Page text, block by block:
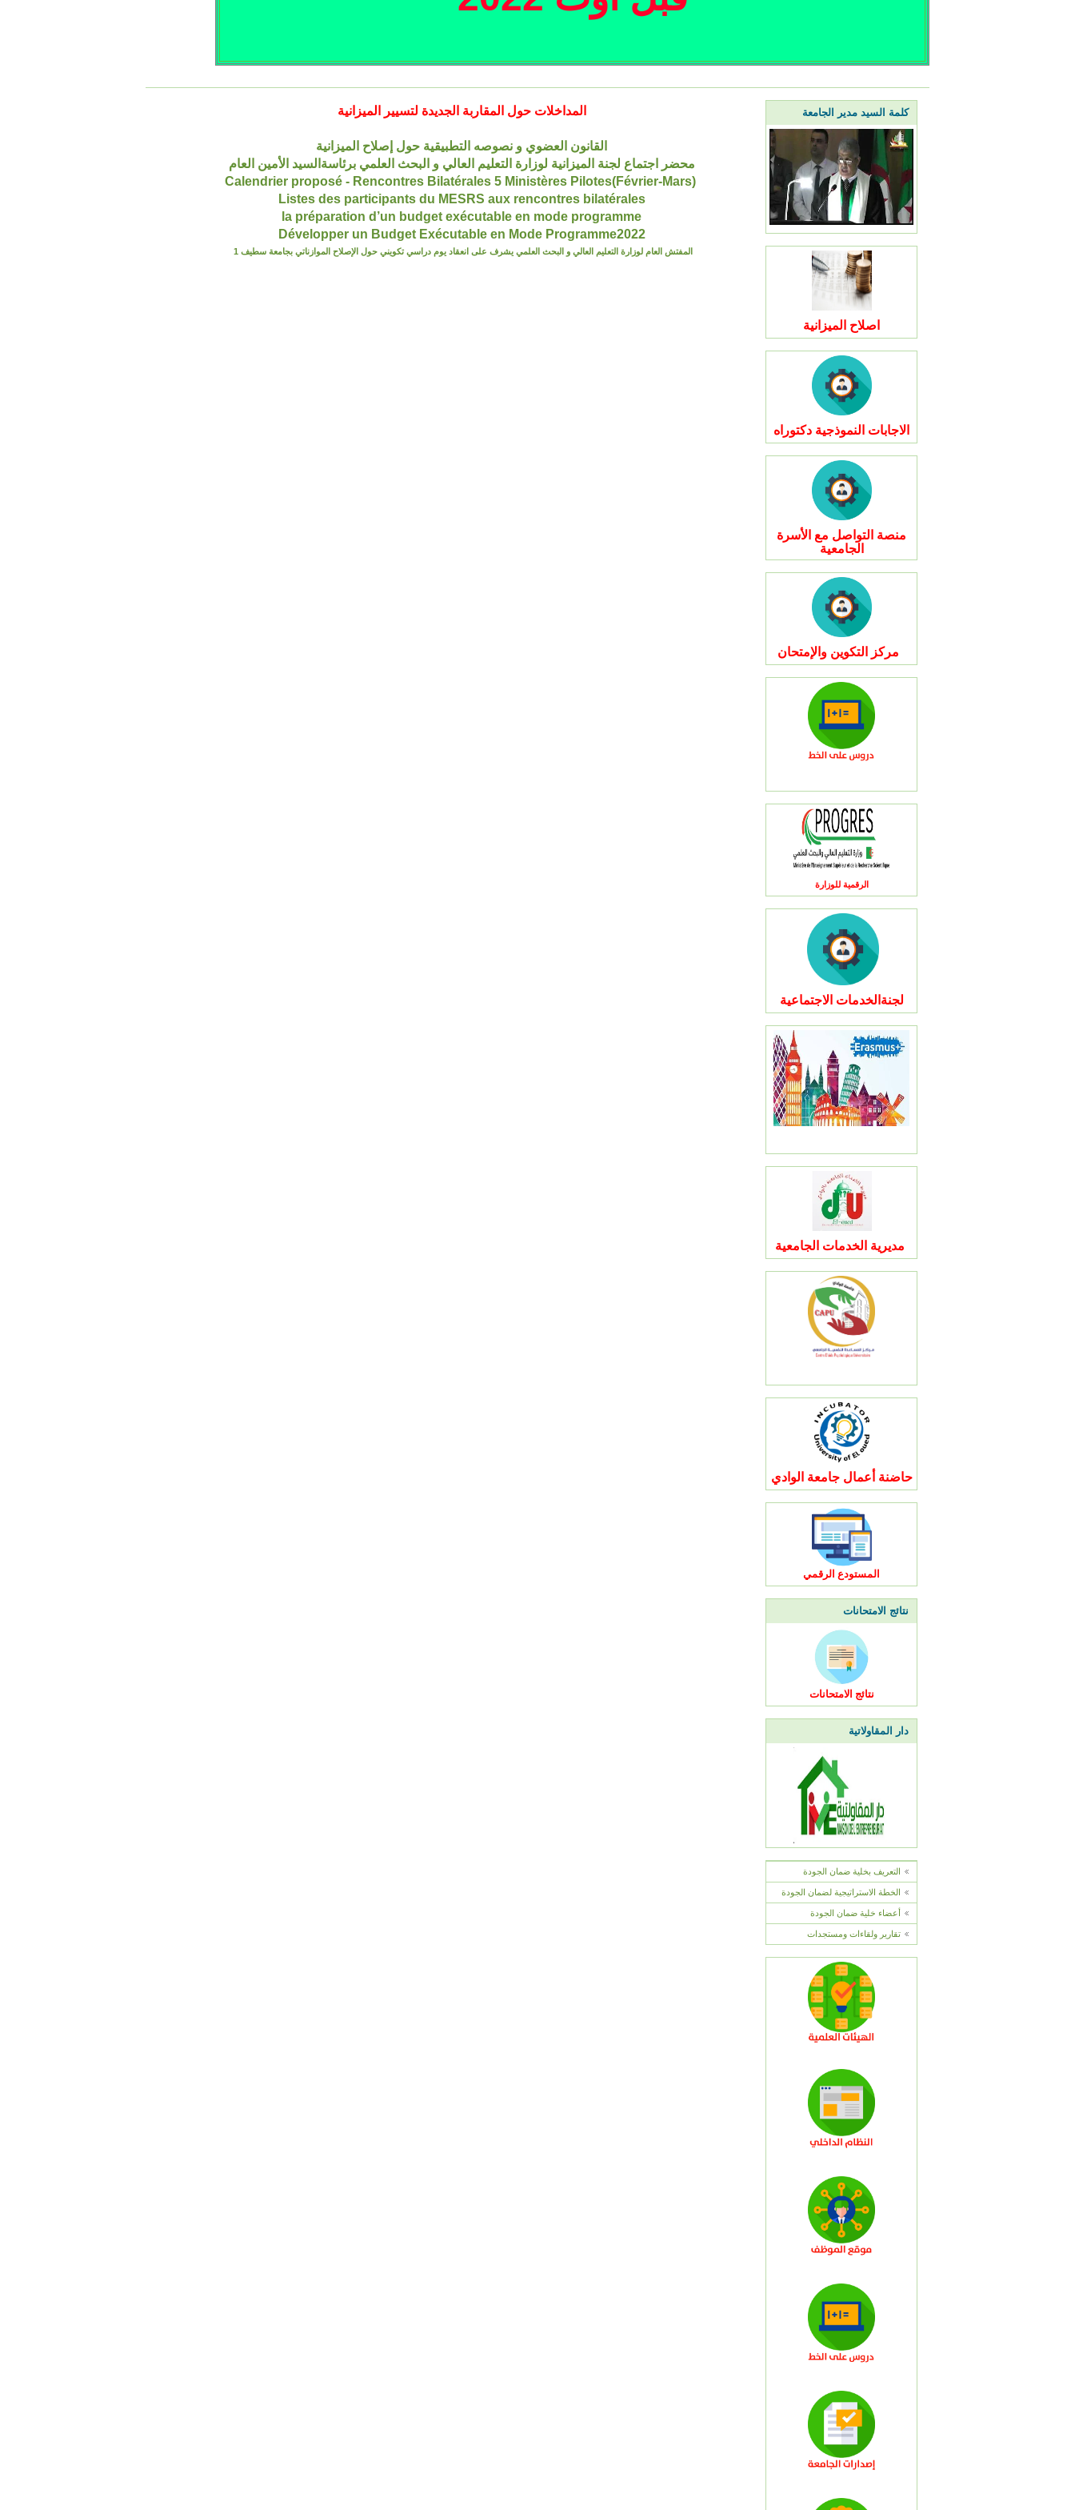
كلمة السيد مدير الجامعة
اصلاح الميزانية
الاجابات النموذجية دكتوراه
منصة التواصل مع الأسرة
الجامعية
مركز التكوين والإمتحان
الرقمية للوزارة
لجنةالخدمات الاجتماعية
مديرية الخدمات الجامعية
حاضنة أعمال جامعة الوادي
المستودع الرقمي
نتائج الامتحانات
نتائج الامتحانات
دار المقاولاتية
التعريف بخلية ضمان الجودة
الخطة الاستراتيجية لضمان الجودة
أعضاء خلية ضمان الجودة
تقارير ولقاءات ومستجدات
المداخلات حول المقاربة الجديدة لتسيير الميزانية
القانون العضوي و نصوصه التطبيقية حول إصلاح الميزانية
محضر اجتماع لجنة الميزانية لوزارة التعليم العالي و البحث العلمي برئاسةالسيد الأمين العام
Calendrier proposé - Rencontres Bilatérales 5 Ministères Pilotes(Février-Mars)
Listes des participants du MESRS aux rencontres bilatérales
la préparation d’un budget exécutable en mode programme
Développer un Budget Exécutable en Mode Programme2022
المفتش العام لوزارة التعليم العالي و البحث العلمي يشرف على انعقاد يوم دراسي تكويني حول الإصلاح الموازناتي بجامعة سطيف 1